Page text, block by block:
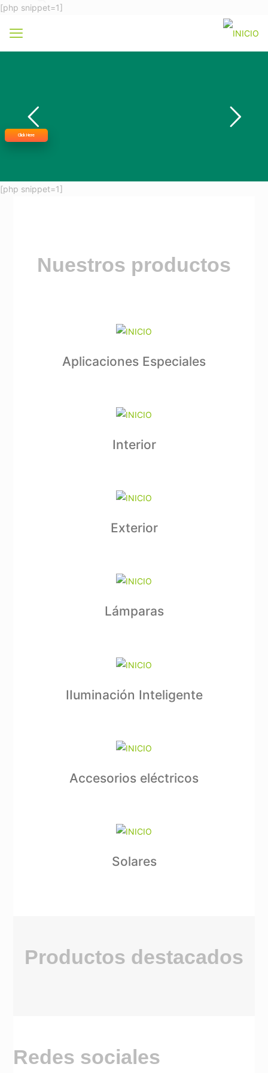
[php snippet=1]
Click Here
[php snippet=1]
Nuestros productos
Aplicaciones Especiales
Interior
Exterior
Lámparas
IIuminación Inteligente
Accesorios eléctricos
Solares
Productos destacados
Redes sociales